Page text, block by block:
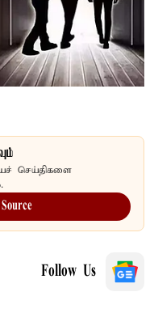
செய்திகளை
Follow Us